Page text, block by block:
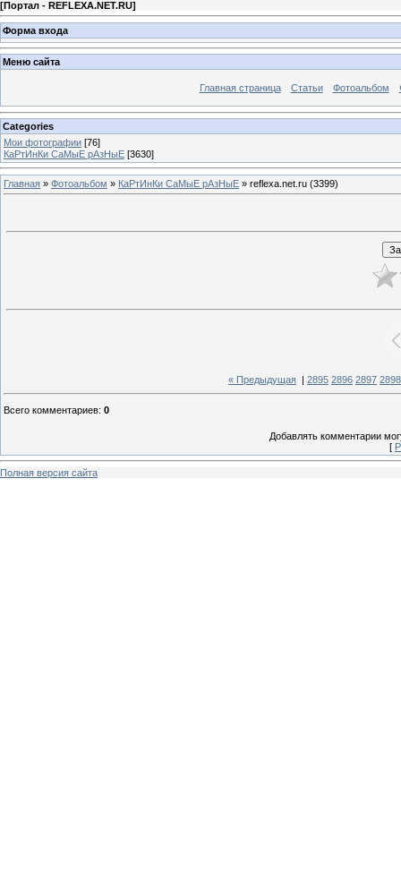
[Портал - REFLEXA.NET.RU]
Форма входа
Меню сайта
Главная страница Статьи Фотоальбом
Categories
Мои фотографии [76]
КаРтИнКи СаМыЕ рАзНыЕ [3630]
Главная » Фотоальбом » КаРтИнКи СаМыЕ рАзНыЕ » reflexa.net.ru (3399)
« Предыдущая 2895 2896 2897 2898
Всего комментариев: 0
Добавлять комментарии
[
Полная версия сайта